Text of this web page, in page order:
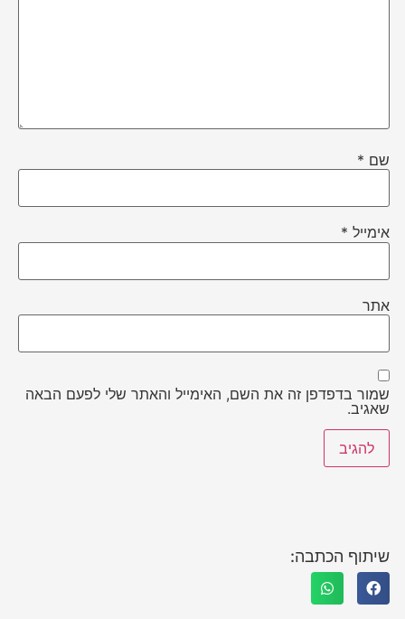
שם *
אימייל *
אתר
שמור בדפדפן זה את השם, האימייל והאתר שלי לפעם הבאה
שאגיב.
שיתוף הכתבה: